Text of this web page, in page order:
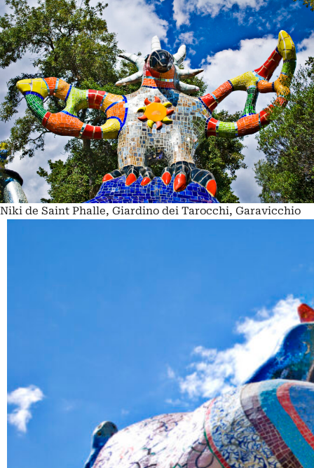
Niki de Saint Phalle, Giardino dei Tarocchi, Garavicchio